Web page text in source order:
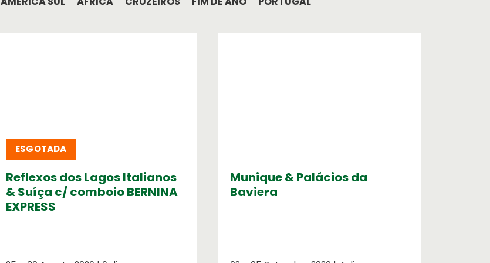
ESGOTADA
Reflexos dos Lagos Italianos
& Suíça c/ comboio BERNINA
EXPRESS
Munique & Palácios da
Baviera